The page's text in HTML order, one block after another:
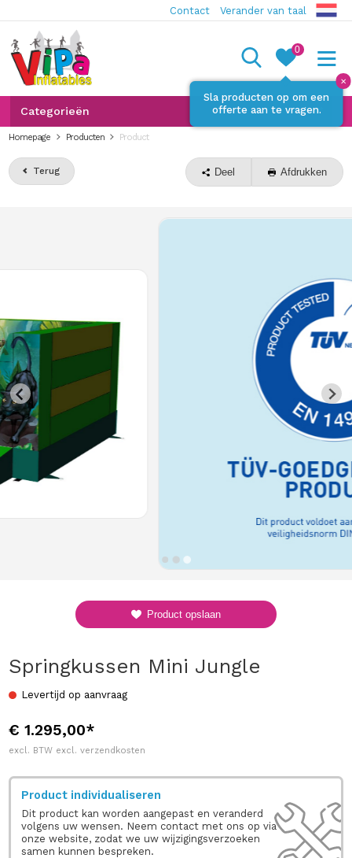
Contact Verander van taal
0
Sla producten op om een
offerte aan te vragen.
✕
Categorieën
Homepage Producten Product
Terug Deel Afdrukken
Springkussen Mini Jungle
Levertijd op aanvraag
€ 1.295,00*
excl. BTW excl. verzendkosten
Product individualiseren
Dit product kan worden aangepast en veranderd
volgens uw wensen. Neem contact met ons op via
onze website, zodat we uw wijzigingsverzoeken
samen kunnen bespreken.
Product opslaan